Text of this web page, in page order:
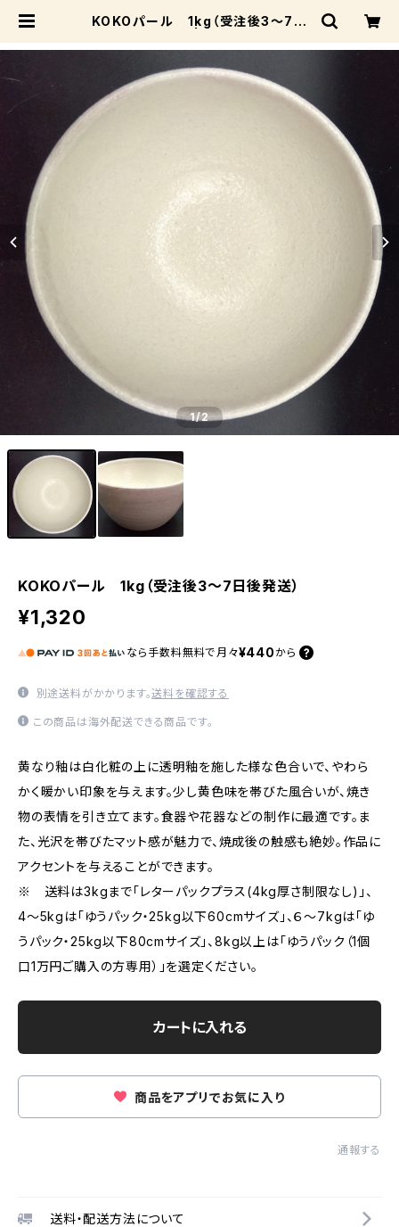
KOKOパール 1kg（受注後3～7日
1/2
KOKOパール 1kg（受注後3～7日後発送）
¥1,320
なら 手数料無料で 月々¥440 から
別途送料がかかります。送料を確認する
この商品は海外配送できる商品です。
黄なり釉は白化粧の上に透明釉を施した様な色合いで、やわら
かく暖かい印象を与えます。少し黄色味を帯びた風合いが、焼き
物の表情を引き立てます。食器や花器などの制作に最適です。ま
た、光沢を帯びたマット感が魅力で、焼成後の触感も絶妙。作品に
アクセントを与えることができます。
※ 送料は3kgまで「レターパックプラス(4kg厚さ制限なし)」、
4～5kgは「ゆうパック・25kg以下60cmサイズ」、６～7kgは「ゆ
うパック・25kg以下80cmサイズ」、8kg以上は「ゆうパック（1個
口1万円ご購入の方専用）」を選定ください。
カートに入れる
商品をアプリでお気に入り
通報する
送料・配送方法について